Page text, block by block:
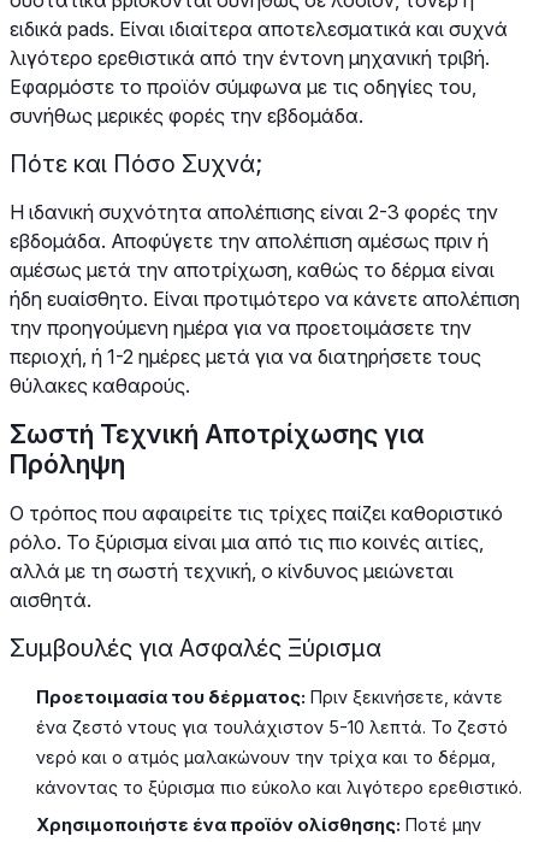
ειδικά pads. Είναι ιδιαίτερα αποτελεσματικά και συχνά
λιγότερο ερεθιστικά από την έντονη μηχανική τριβή.
Εφαρμόστε το προϊόν σύμφωνα με τις οδηγίες του,
συνήθως μερικές φορές την εβδομάδα.
Πότε και Πόσο Συχνά;
Η ιδανική συχνότητα απολέπισης είναι 2-3 φορές την
εβδομάδα. Αποφύγετε την απολέπιση αμέσως πριν ή
αμέσως μετά την αποτρίχωση, καθώς το δέρμα είναι
ήδη ευαίσθητο. Είναι προτιμότερο να κάνετε απολέπιση
την προηγούμενη ημέρα για να προετοιμάσετε την
περιοχή, ή 1-2 ημέρες μετά για να διατηρήσετε τους
θύλακες καθαρούς.
Σωστή Τεχνική Αποτρίχωσης για
Πρόληψη
Ο τρόπος που αφαιρείτε τις τρίχες παίζει καθοριστικό
ρόλο. Το ξύρισμα είναι μια από τις πιο κοινές αιτίες,
αλλά με τη σωστή τεχνική, ο κίνδυνος μειώνεται
αισθητά.
Συμβουλές για Ασφαλές Ξύρισμα
Προετοιμασία του δέρματος: Πριν ξεκινήσετε, κάντε
ένα ζεστό ντους για τουλάχιστον 5-10 λεπτά. Το ζεστό
νερό και ο ατμός μαλακώνουν την τρίχα και το δέρμα,
κάνοντας το ξύρισμα πιο εύκολο και λιγότερο ερεθιστικό.
Χρησιμοποιήστε ένα προϊόν ολίσθησης: Ποτέ μην